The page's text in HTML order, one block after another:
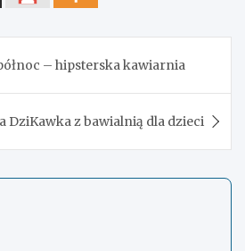
– hipsterska kawiarnia
DziKawka z bawialnią dla dzieci